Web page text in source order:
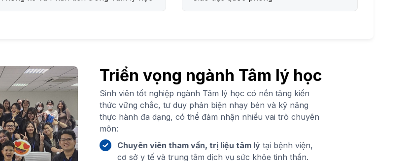
Triển vọng ngành Tâm lý học
Sinh viên tốt nghiệp ngành Tâm lý học có nền tảng kiến
thức vững chắc, tư duy phản biện nhạy bén và kỹ năng
thực hành đa dạng, có thể đảm nhận nhiều vai trò chuyên
môn:
Chuyên viên tham vấn, trị liệu tâm lýtại bệnh viện,
cơ sở y tế và trung tâm dịch vụ sức khỏe tinh thần.